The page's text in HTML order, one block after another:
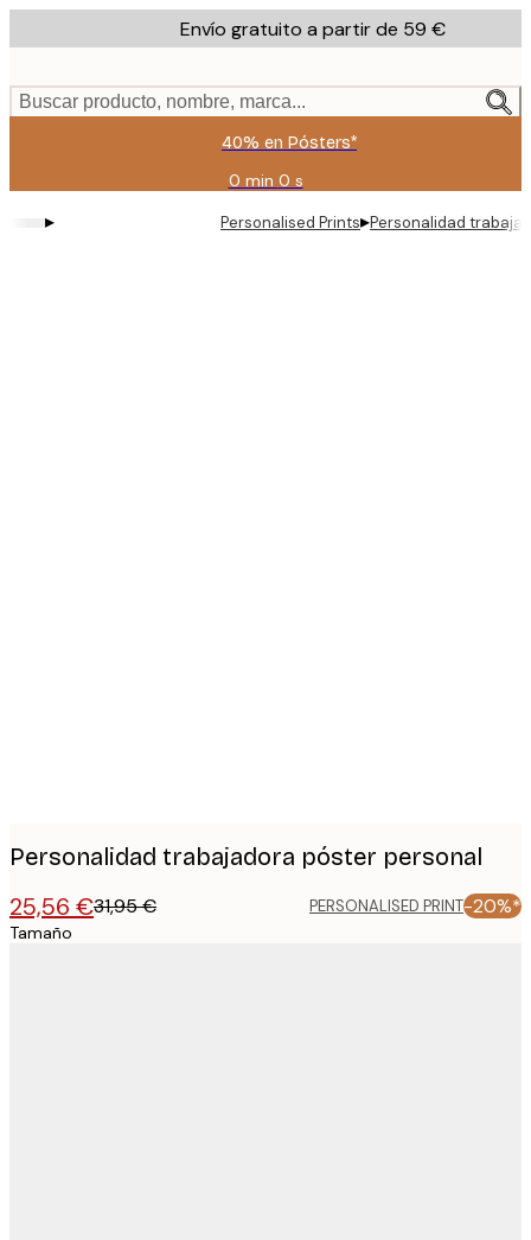
to
content.
Envío gratuito a partir de 59 €
Buscar producto, nombre, marca...
40% en Pósters*
0 min 0 s
Válido
hasta:
2026-
▸ Personalised Prints▸Personalidad
Personalidad trabajadora póster personal
25,56 €31,95 € PERSONALISED PRINT-20%*
Tamaño